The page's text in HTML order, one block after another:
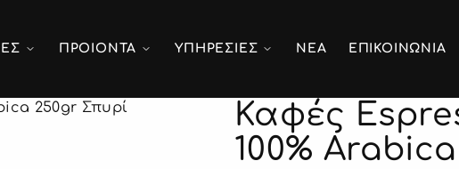
ΠΡΟΙΟΝΤΑ ΥΠΗΡΕΣΙΕΣ ΝΕΑ ΕΠΙΚΟΙΝΩΝΙΑ
Καφές
100%